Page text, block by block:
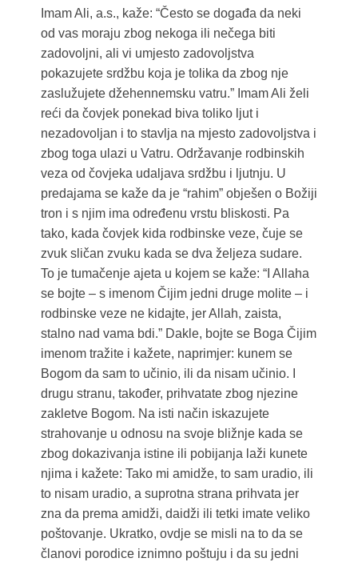
Imam Ali, a.s., kaže: “Često se događa da neki
od vas moraju zbog nekoga ili nečega biti
zadovoljni, ali vi umjesto zadovoljstva
pokazujete srdžbu koja je tolika da zbog nje
zaslužujete džehennemsku vatru.” Imam Ali želi
reći da čovjek ponekad biva toliko ljut i
nezadovoljan i to stavlja na mjesto zadovoljstva i
zbog toga ulazi u Vatru. Održavanje rodbinskih
veza od čovjeka udaljava srdžbu i ljutnju. U
predajama se kaže da je “rahim” obješen o Božiji
tron i s njim ima određenu vrstu bliskosti. Pa
tako, kada čovjek kida rodbinske veze, čuje se
zvuk sličan zvuku kada se dva željeza sudare.
To je tumačenje ajeta u kojem se kaže: “I Allaha
se bojte – s imenom Čijim jedni druge molite – i
rodbinske veze ne kidajte, jer Allah, zaista,
stalno nad vama bdi.” Dakle, bojte se Boga Čijim
imenom tražite i kažete, naprimjer: kunem se
Bogom da sam to učinio, ili da nisam učinio. I
drugu stranu, također, prihvatate zbog njezine
zakletve Bogom. Na isti način iskazujete
strahovanje u odnosu na svoje bližnje kada se
zbog dokazivanja istine ili pobijanja laži kunete
njima i kažete: Tako mi amidže, to sam uradio, ili
to nisam uradio, a suprotna strana prihvata jer
zna da prema amidži, daidži ili tetki imate veliko
poštovanje. Ukratko, ovdje se misli na to da se
članovi porodice iznimno poštuju i da su jedni